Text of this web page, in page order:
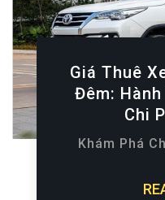
Giá Thuê
Đêm:
Chi
Khám Phá